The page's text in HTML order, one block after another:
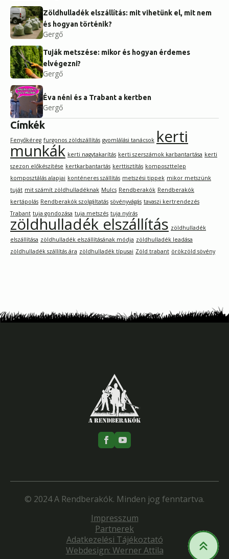
Zöldhulladék elszállítás: mit vihetünk el, mit nem
és hogyan történik?
Gergő
Tuják metszése: mikor és hogyan érdemes
elvégezni?
Gergő
Éva néni és a Trabant a kertben
Gergő
Címkék
Fenyőkéreg furgonos zöldszállítás gyomlálási tanácsok kerti
munkák kerti nagytakarítás kerti szerszámok karbantartása kerti
szezon előkészítése kertkarbantartás kerttisztítás komposzttelep
komposztálás alapjai konténeres szállítás metszési tippek mikor metszünk
tuját mit számít zöldhulladéknak Mulcs Rendberakók Rendberakók
kertápolás Rendberakók szolgáltatás sövényvágás tavaszi kertrendezés
Trabant tuja gondozása tuja metszés tuja nyírás
zöldhulladék elszállítás zöldhulladék
elszállítása zöldhulladék elszállításának módja zöldhulladék leadása
zöldhulladék szállítás ára zöldhulladék típusai Zöld trabant örökzöld sövény
© 2024 A Rendberakók. Minden jog fenntartva.
Impresszum
Partnerek
Adatkezelési Tájékoztató
Webdesign: Werner Attila